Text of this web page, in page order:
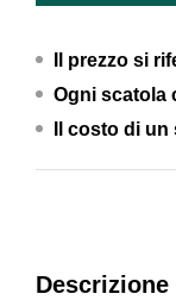
Il prezzo si
Ogni scatola
Il costo di
Descrizione